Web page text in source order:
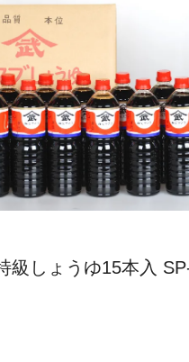
級しょうゆ15本入